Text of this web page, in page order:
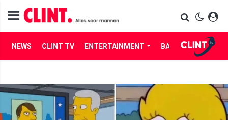
NEWS CLINT TV ENTERTAINMENT BABES LIFE